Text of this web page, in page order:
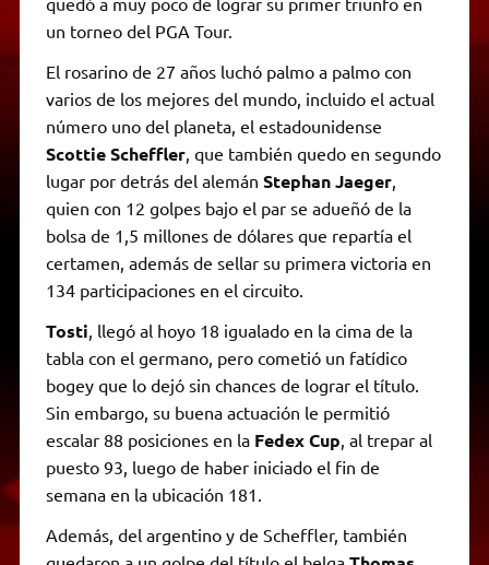
un torneo del PGA Tour.
El rosarino de 27 años luchó palmo a palmo con
varios de los mejores del mundo, incluido el actual
número uno del planeta, el estadounidense
Scottie Scheffler, que también quedo en segundo
lugar por detrás del alemán Stephan Jaeger,
quien con 12 golpes bajo el par se adueñó de la
bolsa de 1,5 millones de dólares que repartía el
certamen, además de sellar su primera victoria en
134 participaciones en el circuito.
Tosti , llegó al hoyo 18 igualado en la cima de la
tabla con el germano, pero cometió un fatídico
bogey que lo dejó sin chances de lograr el título.
Sin embargo, su buena actuación le permitió
escalar 88 posiciones en laFedex Cup , al trepar al
puesto 93, luego de haber iniciado el fin de
semana en la ubicación 181.
Además, del argentino y de Scheffler, también